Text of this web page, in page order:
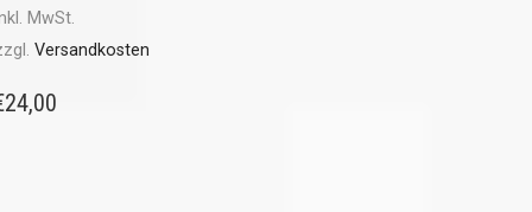
MwSt.
Versandkosten
24,00